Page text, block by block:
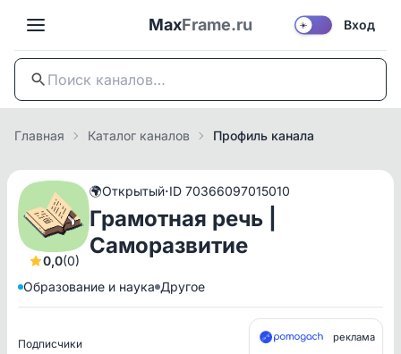
MaxFrame.ru ☀️ Вход
Главная Каталог каналов Профиль канала
0,0(0)
🌍Открытый·ID 70366097015010
Грамотная речь |
Саморазвитие
Образование и наука Другое
Подписчики реклама